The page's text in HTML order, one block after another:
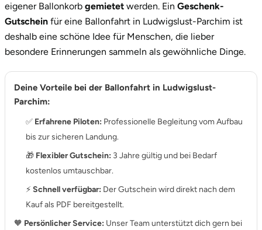
eigener Ballonkorb gemietet werden. Ein Geschenk-
Gutschein für eine Ballonfahrt in Ludwigslust-Parchim ist
deshalb eine schöne Idee für Menschen, die lieber
besondere Erinnerungen sammeln als gewöhnliche Dinge.
Deine Vorteile bei der Ballonfahrt in Ludwigslust-
Parchim:
✅ Erfahrene Piloten: Professionelle Begleitung vom Aufbau
bis zur sicheren Landung.
🎁 Flexibler Gutschein: 3 Jahre gültig und bei Bedarf
kostenlos umtauschbar.
⚡ Schnell verfügbar: Der Gutschein wird direkt nach dem
Kauf als PDF bereitgestellt.
🧡 Persönlicher Service: Unser Team unterstützt dich gern bei